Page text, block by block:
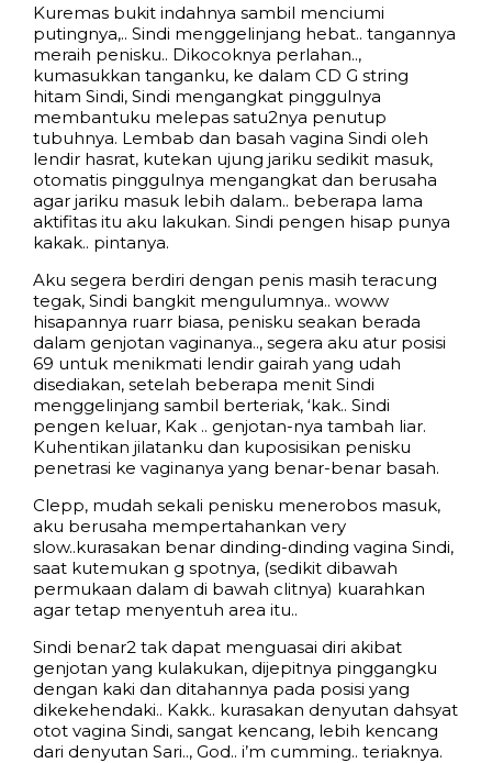
Kuremas bukit indahnya sambil menciumi
putingnya,.. Sindi menggelinjang hebat.. tangannya
meraih penisku.. Dikocoknya perlahan..,
kumasukkan tanganku, ke dalam CD G string
hitam Sindi, Sindi mengangkat pinggulnya
membantuku melepas satu2nya penutup
tubuhnya. Lembab dan basah vagina Sindi oleh
lendir hasrat, kutekan ujung jariku sedikit masuk,
otomatis pinggulnya mengangkat dan berusaha
agar jariku masuk lebih dalam.. beberapa lama
aktifitas itu aku lakukan. Sindi pengen hisap punya
kakak.. pintanya.
Aku segera berdiri dengan penis masih teracung
tegak, Sindi bangkit mengulumnya.. woww
hisapannya ruarr biasa, penisku seakan berada
dalam genjotan vaginanya.., segera aku atur posisi
69 untuk menikmati lendir gairah yang udah
disediakan, setelah beberapa menit Sindi
menggelinjang sambil berteriak, ‘kak.. Sindi
pengen keluar, Kak .. genjotan-nya tambah liar.
Kuhentikan jilatanku dan kuposisikan penisku
penetrasi ke vaginanya yang benar-benar basah.
Clepp, mudah sekali penisku menerobos masuk,
aku berusaha mempertahankan very
slow..kurasakan benar dinding-dinding vagina Sindi,
saat kutemukan g spotnya, (sedikit dibawah
permukaan dalam di bawah clitnya) kuarahkan
agar tetap menyentuh area itu..
Sindi benar2 tak dapat menguasai diri akibat
genjotan yang kulakukan, dijepitnya pinggangku
dengan kaki dan ditahannya pada posisi yang
dikekehendaki.. Kakk.. kurasakan denyutan dahsyat
otot vagina Sindi, sangat kencang, lebih kencang
dari denyutan Sari.., God.. i’m cumming.. teriaknya.